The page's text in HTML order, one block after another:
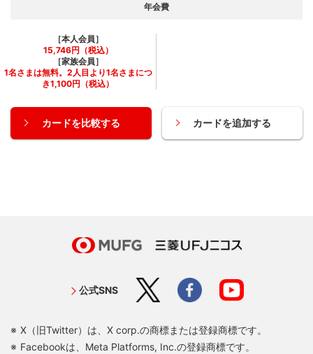
［本人会員］
15,746円（税込）
［家族会員］
1名さまは無料。2人目より1名さまにつ
き1,100円（税込）
年会費
カードを比較する カードを追加する
公式SNS
X（旧Twitter）は、X corp.の商標または登録商標です。
Facebookは、Meta Platforms, Inc.の登録商標です。